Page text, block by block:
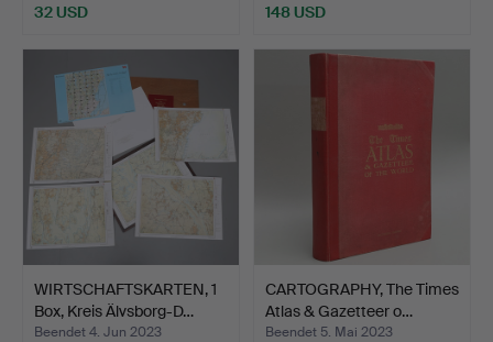
32 USD 148 USD
WIRTSCHAFTSKARTEN, 1
Box, Kreis Älvsborg-D…
Beendet 4. Jun 2023
CARTOGRAPHY, The Times
Atlas & Gazetteer o…
Beendet 5. Mai 2023